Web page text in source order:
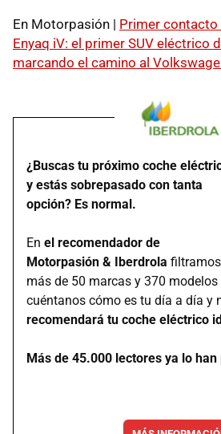
En Motorpasión | Primer contacto
Enyaq iV: el primer SUV eléctrico
marcando el camino al
¿Buscas tu próximo coche
y estás sobrepasado con tanta
opción? Es normal.
En el recomendador de
Motorpasión & Iberdrola filtramos
más de 50 marcas y 370
cuéntanos cómo es tu día a día y
recomendará tu coche eléctrico
Más de 45.000 lectores ya lo han